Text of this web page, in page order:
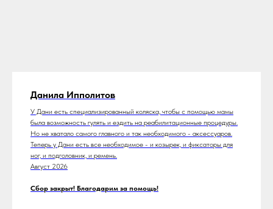
Данила Ипполитов
У Дани есть специализированный коляска, чтобы с помощью мамы
была возможность гулять и ездить на реабилитационные процедуры.
Но не хватало самого главного и так необходимого - аксессуаров.
Теперь у Дани есть все необходимое - и козырек, и фиксаторы для
ног, и подголовник, и ремень.
Август 2026
Сбор закрыт! Благодарим за помощь!